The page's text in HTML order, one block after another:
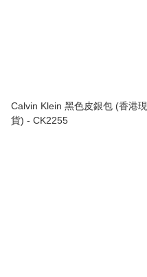
Calvin Klein 黑色皮銀包 (香港現
貨) - CK2255